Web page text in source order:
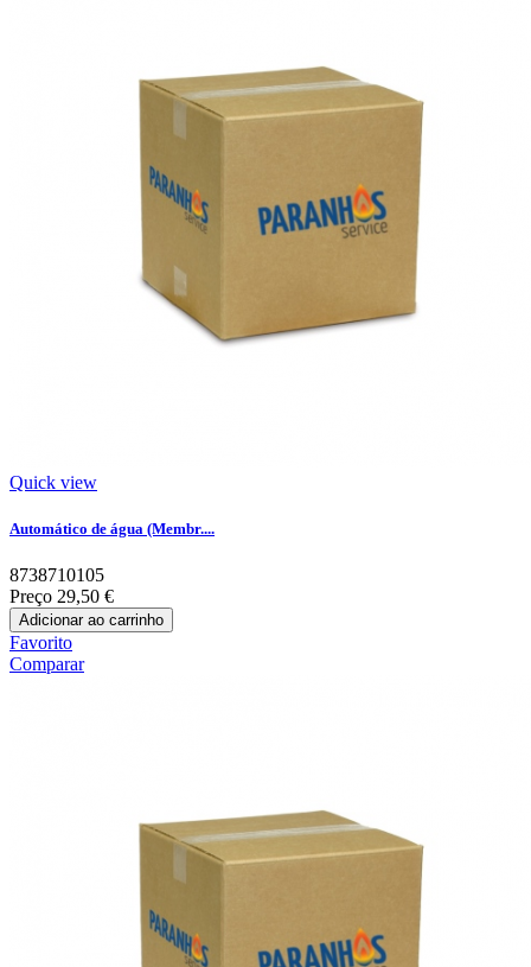
Quick view
Automático de água (Membr....
8738710105
Preço 29,50 €
Adicionar ao carrinho
Favorito
Comparar